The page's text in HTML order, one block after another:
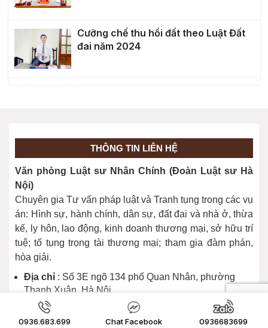
Cưỡng chế thu hồi đất theo Luật Đất
đai năm 2024
Trình tự, thủ tục khởi kiện tranh chấp
đất đai
Bị thu hồi đất thì người dân được thỏa
thuận về giá bồi thường khi nào?
hành ra sao?
Cách xác định giá đất để tính tiền bồi
THÔNG TIN LIÊN HỆ
Văn phòng Luật sư Nhân Chính (Đoàn Luật sư Hà
Nội)
Chuyên gia Tư vấn pháp luật và Tranh tụng trong các vụ
án: Hình sự, hành chính, dân sự, đất đai và nhà ở, thừa
kế, ly hôn, lao động, kinh doanh thương mại, sở hữu trí
tuệ; tố tụng trọng tài thương mại; tham gia đàm phán,
hòa giải.
Địa chỉ : Số 3E ngõ 134 phố Quan Nhân, phường
Thanh Xuân, Hà Nội
Điện thoại
: 0936683699 - 0983951338
Email : Luatsunhanchinh@gmail.com
0936.683.699 Chat Facebook 0936683699